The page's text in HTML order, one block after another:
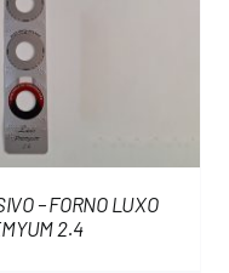
– FORNO LUXO
2.4